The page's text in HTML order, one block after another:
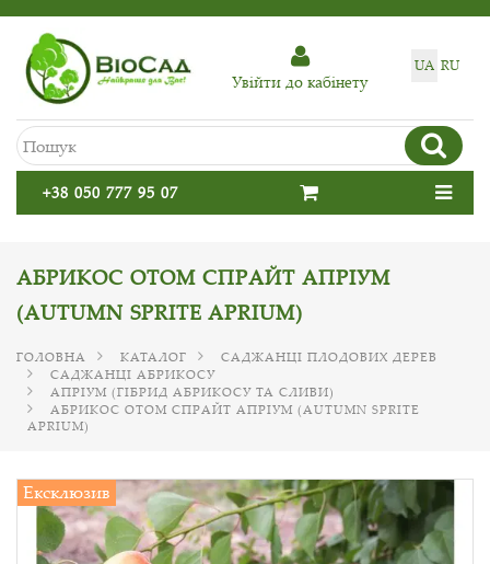
UA RU
Увiйти до кабiнету
+38 050 777 95 07
АБРИКОС ОТОМ СПРАЙТ АПРІУМ
(AUTUMN SPRITE APRIUM)
ГОЛОВНА КАТАЛОГ
САДЖАНЦІ ПЛОДОВИХ ДЕРЕВ
САДЖАНЦІ АБРИКОСУ
АПРІУМ (ГІБРИД АБРИКОСУ ТА СЛИВИ)
АБРИКОС ОТОМ СПРАЙТ АПРІУМ (AUTUMN SPRITE
APRIUM)
Ексклюзив